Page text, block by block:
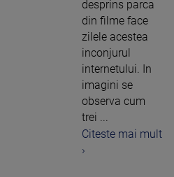
desprins parca
din filme face
zilele acestea
inconjurul
internetului. In
imagini se
observa cum
trei ...
Citeste mai mult
›